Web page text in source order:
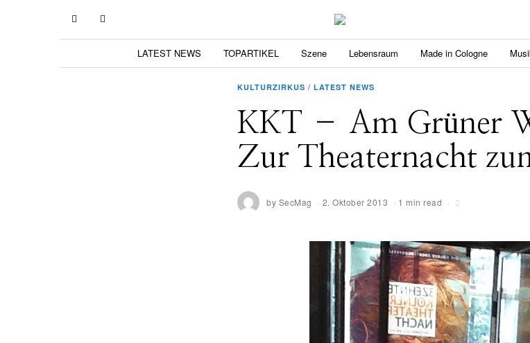
LATEST NEWS TOPARTIKEL Szene Lebensraum Made in Cologne
KULTURZIRKUS / LATEST NEWS
KKT – Am Grüner
Zur Theaternacht
by SecMag 2. Oktober 2013 1 min read